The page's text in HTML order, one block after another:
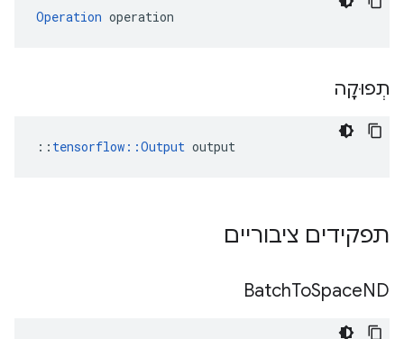
Operation operation
תְפוּקָה
:: tensorflow::Output output
תפקידים ציבוריים
BatchToSpaceND